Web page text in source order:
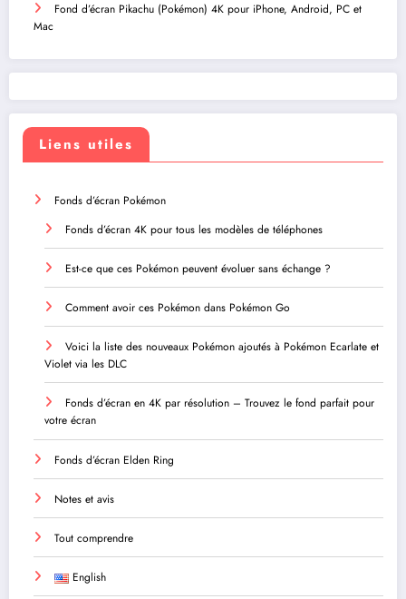
Fond d’écran Pikachu (Pokémon) 4K pour iPhone, Android, PC et
Mac
Liens utiles
Fonds d’écran Pokémon
Fonds d’écran 4K pour tous les modèles de téléphones
Est-ce que ces Pokémon peuvent évoluer sans échange ?
Comment avoir ces Pokémon dans Pokémon Go
Voici la liste des nouveaux Pokémon ajoutés à Pokémon Ecarlate et
Violet via les DLC
Fonds d’écran en 4K par résolution – Trouvez le fond parfait pour
votre écran
Fonds d’écran Elden Ring
Notes et avis
Tout comprendre
English